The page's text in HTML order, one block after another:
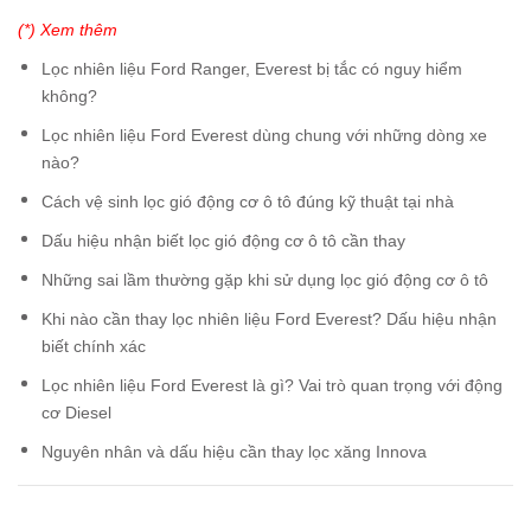
(*) Xem thêm
Lọc nhiên liệu Ford Ranger, Everest bị tắc có nguy hiểm
không?
Lọc nhiên liệu Ford Everest dùng chung với những dòng xe
nào?
Cách vệ sinh lọc gió động cơ ô tô đúng kỹ thuật tại nhà
Dấu hiệu nhận biết lọc gió động cơ ô tô cần thay
Những sai lầm thường gặp khi sử dụng lọc gió động cơ ô tô
Khi nào cần thay lọc nhiên liệu Ford Everest? Dấu hiệu nhận
biết chính xác
Lọc nhiên liệu Ford Everest là gì? Vai trò quan trọng với động
cơ Diesel
Nguyên nhân và dấu hiệu cần thay lọc xăng Innova